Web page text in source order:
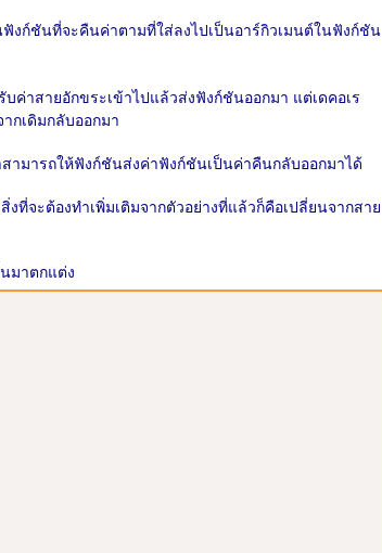
ฟังก์ชันที่จะคืนค่าตามที่ใส่ลงไปเป็นอาร์กิวเมนต์ในฟังก์ชัน
บค่าสายอักขระเข้าไปแล้วส่งฟังก์ชันออกมา แต่เดคอเร
กเดิมกลับออกมา
ามารถให้ฟังก์ชันส่งค่าฟังก์ชันเป็นค่าคืนกลับออกมาได้
งที่จะต้องทำเพิ่มเติมจากตัวอย่างที่แล้วก็คือเปลี่ยนจากสาย
มาตกแต่ง